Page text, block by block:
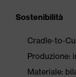
Sostenibilità
Cradle-to-
Produzione:
Materiale: